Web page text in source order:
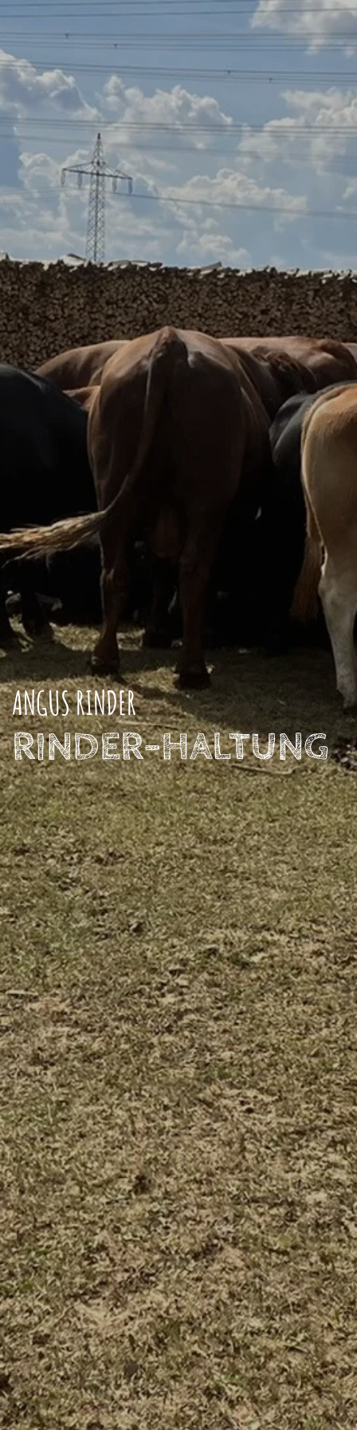
ANGUS RINDER
RINDER-HALTUNG